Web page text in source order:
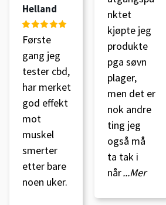
nktet
kjøpte jeg
produkte
pga søvn
plager,
men det er
nok andre
ting jeg
også må
ta tak i
når...Mer
Helland
Vurdert
Første
gang jeg
tester cbd,
har merket
god effekt
mot
muskel
smerter
etter bare
noen uker.